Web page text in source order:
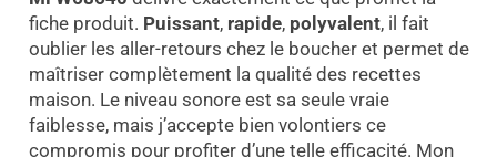
fiche produit. Puissant, rapide, polyvalent, il fait
oublier les aller-retours chez le boucher et permet de
maîtriser complètement la qualité des recettes
maison. Le niveau sonore est sa seule vraie
faiblesse, mais j’accepte bien volontiers ce
compromis pour profiter d’une telle efficacité. Mon